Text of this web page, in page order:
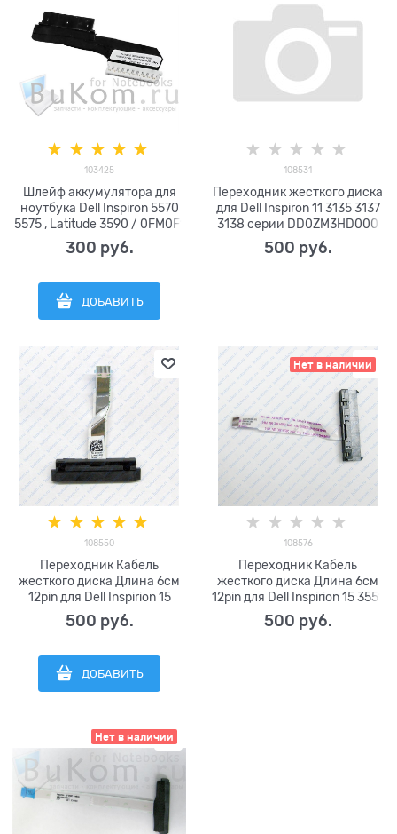
103425
Шлейф аккумулятора для
ноутбука Dell Inspiron 5570
5575 , Latitude 3590 / 0FM0F1
, DC02002WT00
300 руб.
ДОБАВИТЬ
108531
Переходник жесткого диска
для Dell Inspiron 11 3135 3137
3138 серии DD0ZM3HD000
09R4YN 9R4YN
500 руб.
108550
Переходник Кабель
жесткого диска Длина 6см
12pin для Dell Inspirion 15
3459 3558 3568 5555 5558
5559 серии AAL20
500 руб.
ДОБАВИТЬ
Нет в наличии
108576
Переходник Кабель
жесткого диска Длина 6см
12pin для Dell Inspirion 15 3551
3552 серии 450.03008.1001
450.08805.2001
500 руб.
Нет в наличии